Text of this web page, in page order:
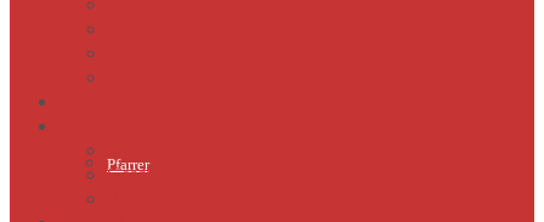
Pfarrer
Geschichte St.Marien